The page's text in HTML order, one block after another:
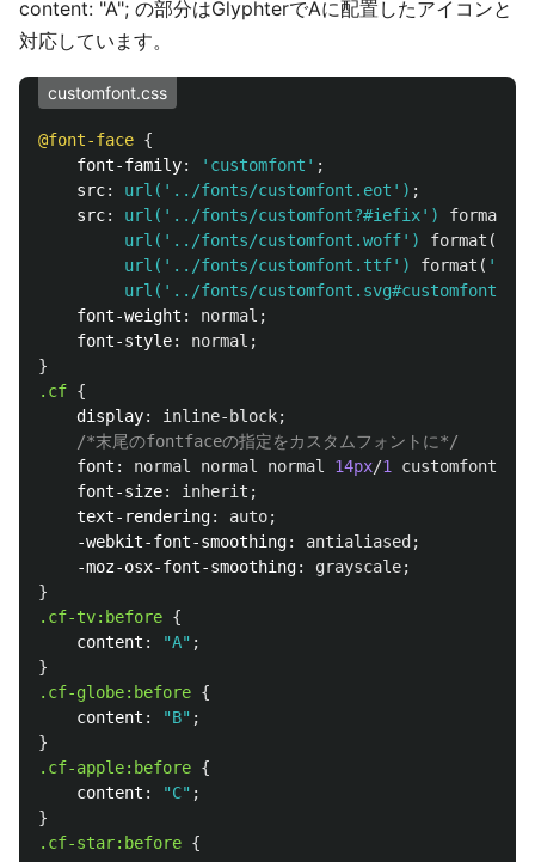
content: "A"; の部分はGlyphterでAに配置したアイコンと
対応しています。
customfont.css
@font-face {
font-family: 'customfont' ;
src: url('../fonts/customfont.eot') ;
src: url('../fonts/customfont?#iefix') format
url('../fonts/customfont.woff')
format (
url('../fonts/customfont.ttf')
format (
url('../fonts/customfont.svg#customfont')
font-weight : normal ;
font-style: normal ;
}
.cf {
display: inline-block;
/*末尾のfontfaceの指定をカスタムフォントに*/
font : normal normal normal 14px/1 customfont
font-size: inherit ;
text-rendering: auto;
-webkit-font-smoothing: antialiased ;
-moz-osx-font-smoothing: grayscale;
}
.cf-tv:before {
content : "A" ;
}
.cf-globe:before {
content : "B" ;
}
.cf-apple:before {
content : "C" ;
}
.cf-star:before {